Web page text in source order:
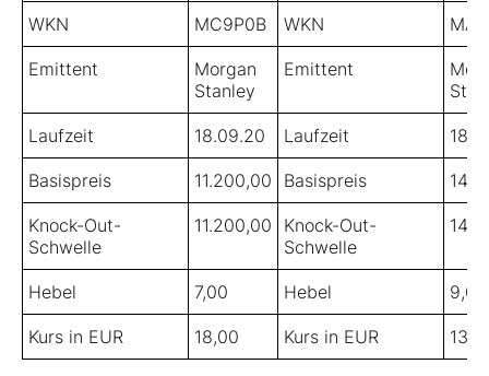
WKN MC9P0B WKN
Emittent
Morgan
Stanley
Emittent
Laufzeit 18.09.20 Laufzeit
Basispreis 11.200,00 Basispreis
Knock-Out-
Schwelle
11.200,00
Knock-Out-
Schwelle
Hebel 7,00 Hebel 9,00
Kurs in EUR 18,00 Kurs in EUR